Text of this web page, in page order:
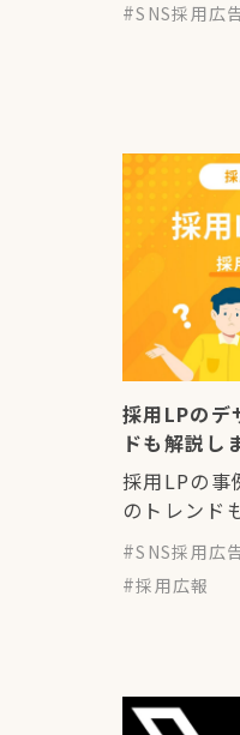
SNS採用広
採用LPのデ
ドも解説し
採用LPの事
のトレンド
SNS採用広
採用広報